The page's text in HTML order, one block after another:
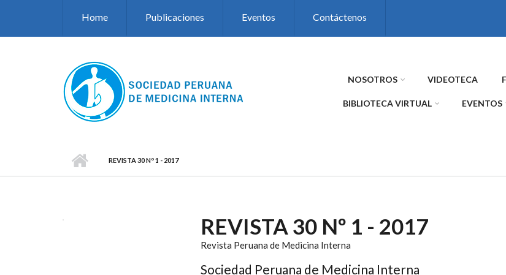
Home Publicaciones Eventos Contáctenos
NOSOTROS VIDEOTECA
BIBLIOTECA VIRTUAL EVENTOS
REVISTA 30 Nº 1 - 2017
REVISTA 30 Nº 1 - 2017
Revista Peruana de Medicina Interna
Sociedad Peruana de Medicina Interna